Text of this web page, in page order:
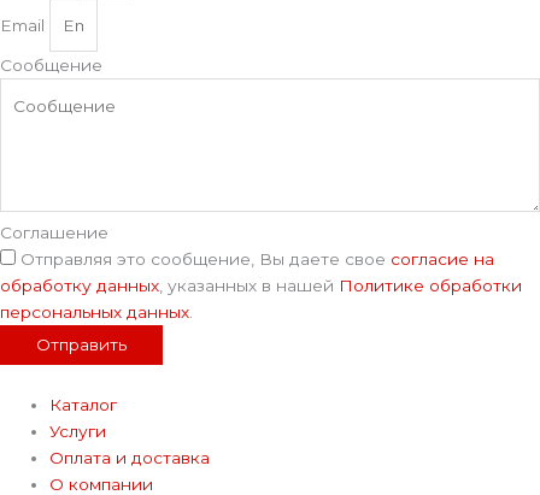
Email
Сообщение
Соглашение
Отправляя это сообщение, Вы даете свое согласие на
обработку данных , указанных в нашей Политике обработки
персональных данных
Отправить
Каталог
Услуги
Оплата и доставка
О компании